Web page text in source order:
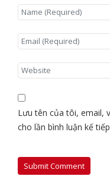
Lưu tên của tôi, email,
cho lần bình luận kế